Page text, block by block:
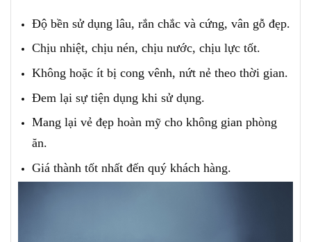
Độ bền sử dụng lâu, rắn chắc và cứng, vân gỗ đẹp.
Chịu nhiệt, chịu nén, chịu nước, chịu lực tốt.
Không hoặc ít bị cong vênh, nứt nẻ theo thời gian.
Đem lại sự tiện dụng khi sử dụng.
Mang lại vẻ đẹp hoàn mỹ cho không gian phòng
ăn.
Giá thành tốt nhất đến quý khách hàng.